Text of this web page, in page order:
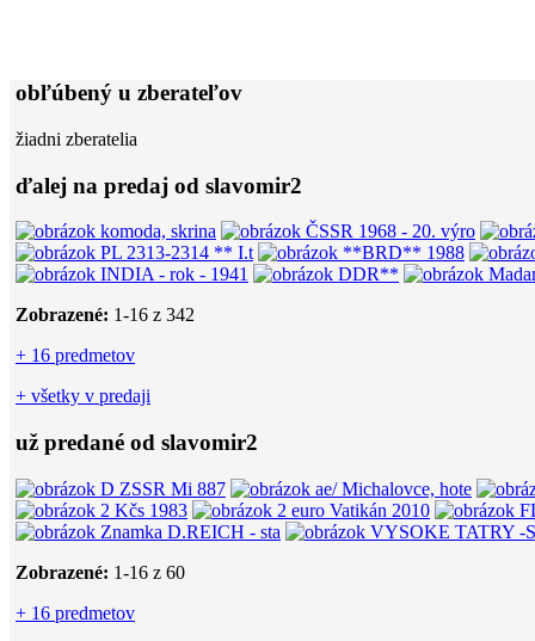
obľúbený u zberateľov
žiadni zberatelia
ďalej na predaj od slavomir2
Zobrazené: 1-16 z 342
+ 16 predmetov
+ všetky v predaji
už predané od slavomir2
Zobrazené: 1-16 z 60
+ 16 predmetov